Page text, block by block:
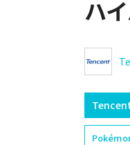
ハ
Tencent